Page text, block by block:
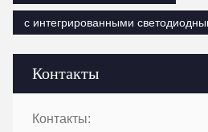
Контакты
Контакты:
с интегрированными